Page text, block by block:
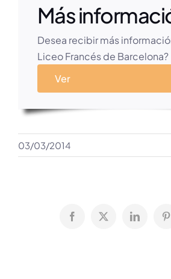
Más
Desea recibir más
Liceo Francés de Barcelona?
Ver
03/03/2014
Facebook
X LinkedIn